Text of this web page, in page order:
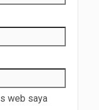
web saya